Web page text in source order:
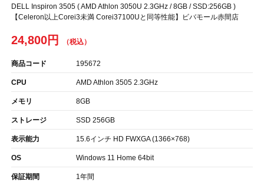
DELL Inspiron 3505 ( AMD Athlon 3050U 2.3GHz / 8GB / SSD:256GB )
【Celeron以上Corei3未満 Corei37100Uと同等性能】ビバモール赤間店
24,800円
商品コード 195672
CPU AMD Athlon 3505 2.3GHz
メモリ 8GB
ストレージ SSD 256GB
表示能力 15.6インチ HD FWXGA (1366×768)
OS Windows 11 Home 64bit
保証期間 1年間